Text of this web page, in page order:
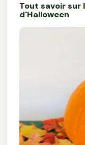
Tout savoir sur
d'Halloween